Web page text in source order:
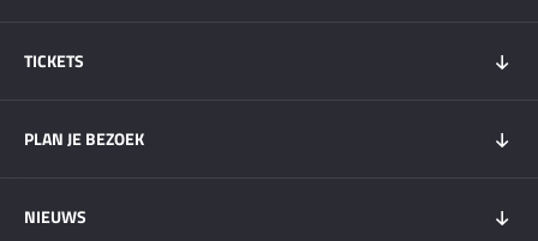
TICKETS
Tickets Super Friday
Wachtlijst weekendtickets
PLAN JE BEZOEK
Bezoekersinfo
NIEUWS